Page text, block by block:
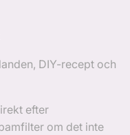
DIY-recept och
efter
om det inte